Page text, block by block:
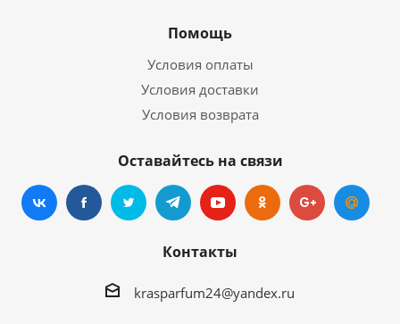
Помощь
Условия оплаты
Условия доставки
Условия возврата
Оставайтесь на связи
Контакты
krasparfum24@yandex.ru